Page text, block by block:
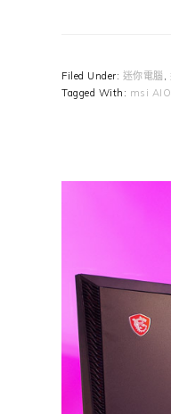
Filed Under: 迷你電腦
Tagged With: msi AIO